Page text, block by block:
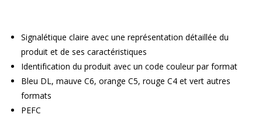
Signalétique claire avec une représentation détaillée du
produit et de ses caractéristiques
Identification du produit avec un code couleur par format
Bleu DL, mauve C6, orange C5, rouge C4 et vert autres
formats
PEFC